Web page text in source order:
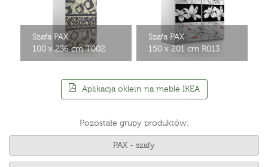
Szafa PAX
100 x 236 cm T002
Szafa PAX
150 x 201 cm R013
Aplikacja oklein na meble IKEA
Pozostałe grupy produktów:
PAX - szafy